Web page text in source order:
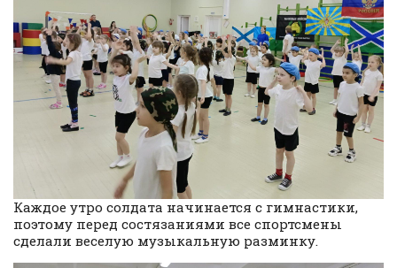
Каждое утро солдата начинается с гимнастики,
поэтому перед состязаниями все спортсмены
сделали веселую музыкальную разминку.